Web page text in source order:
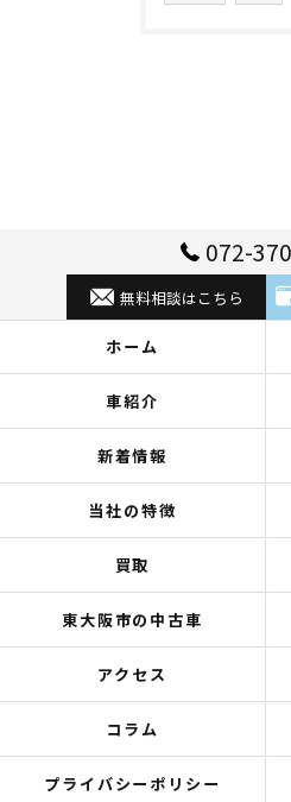
072-
無料相談はこちら
ホーム
車紹介
新着情報
当社の特徴
買取
東大阪市の中古車
アクセス
コラム
プライバシーポリシー